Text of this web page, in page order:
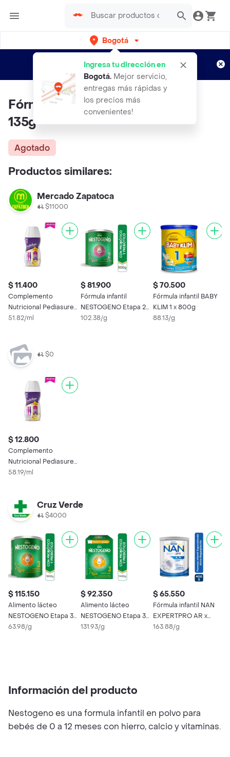
Bogotá
Ingresa tu dirección en
Bogotá. Mejor servicio,
entregas más rápidas y
los precios más
convenientes!
envíos gratis por semanas
Aplican TyC
Fórmula infantil NESTOGENO x
135g
Agotado
Productos similares:
Mercado Zapatoca
$11000
$ 11.400
Complemento
Nutricional Pediasure
Peptigro Vainilla
51.82/ml
$ 81.900
Fórmula infantil
NESTOGENO Etapa 2 x
800g
102.38/g
$ 70.500
Fórmula infantil BABY
KLIM 1 x 800g
88.13/g
$0
$ 12.800
Complemento
Nutricional Pediasure
Peptigro Vainilla
58.19/ml
Cruz Verde
$4000
$ 115.150
Alimento lácteo
NESTOGENO Etapa 3 x
1800g
63.98/g
$ 92.350
Alimento lácteo
NESTOGENO Etapa 3 x
1400g
131.93/g
$ 65.550
Fórmula infantil NAN
EXPERTPRO AR x
400g
163.88/g
Información del producto
Nestogeno es una formula infantil en polvo para
bebés de 0 a 12 meses con hierro, calcio y vitaminas.